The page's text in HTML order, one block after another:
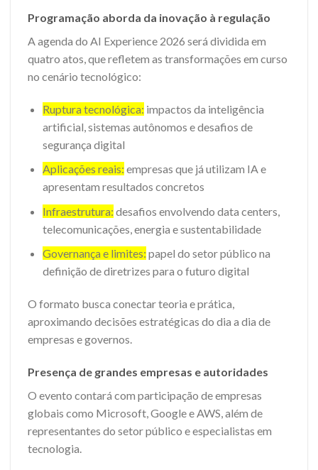
Programação aborda da inovação à regulação
A agenda do AI Experience 2026 será dividida em
quatro atos, que refletem as transformações em curso
no cenário tecnológico:
Ruptura tecnológica: impactos da inteligência
artificial, sistemas autônomos e desafios de
segurança digital
Aplicações reais: empresas que já utilizam IA e
apresentam resultados concretos
Infraestrutura: desafios envolvendo data centers,
telecomunicações, energia e sustentabilidade
Governança e limites: papel do setor público na
definição de diretrizes para o futuro digital
O formato busca conectar teoria e prática,
aproximando decisões estratégicas do dia a dia de
empresas e governos.
Presença de grandes empresas e autoridades
O evento contará com participação de empresas
globais como Microsoft, Google e AWS, além de
representantes do setor público e especialistas em
tecnologia.